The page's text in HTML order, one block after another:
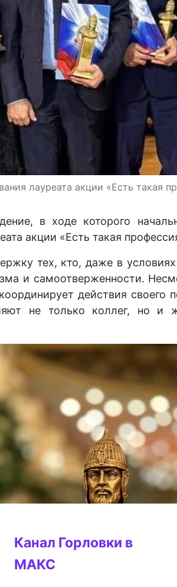
лауреата акции «Есть такая
в ходе которого
акции «Есть такая
тех, кто, даже в
и самоотверженности.
действия своего
не только коллег, но и
Канал Горловки в
МАКС